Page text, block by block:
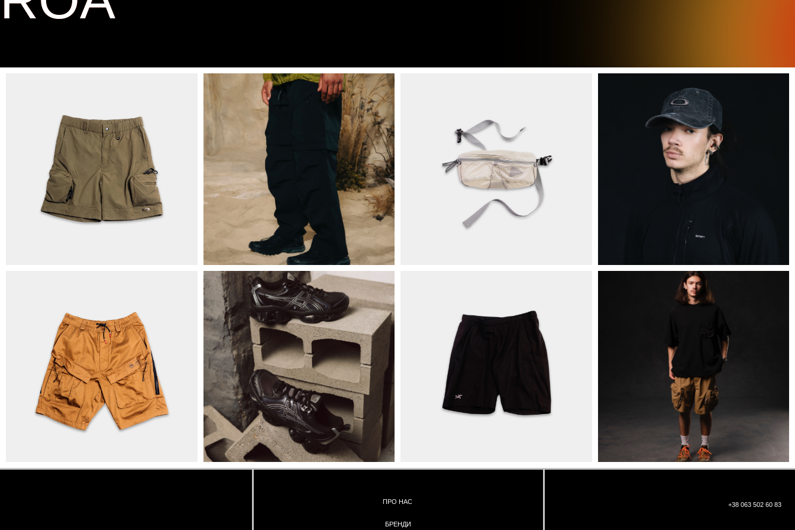
ПРО НАС
БРЕНДИ
КОНТАКТИ
ОБМІН ТА
ПОВЕРНЕННЯ
ОПЛАТА ТА ДОСТАВКА
ПОЛІТИКА КОНФІДЕНЦІЙНОСТІ
+38 063 502 60 83
КИЇВ, ВАЛЕРІЯ ЛОБАНОВСЬКОГО
9/1
ORDER@DISTANCE.COM.UA
TELEGRAM:
@DISTANCE_UA